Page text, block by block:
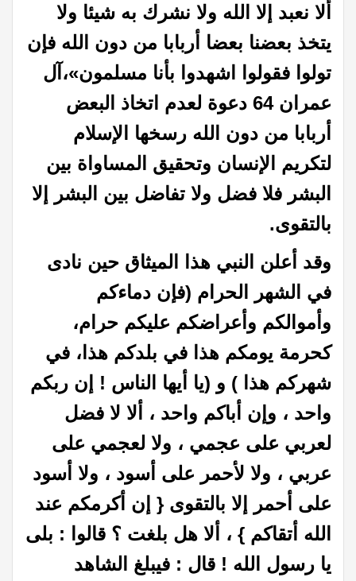
ألا نعبد إلا الله ولا نشرك به شيئا ولا
يتخذ بعضنا بعضا أربابا من دون الله فإن
تولوا فقولوا اشهدوا بأنا مسلمون»،آل
عمران 64 دعوة
لعدم اتخاذ البعض
أربابا من دون الله رسخها الإسلام
لتكريم الإنسان وتحقيق المساواة بين
البشر فلا فضل ولا تفاضل بين البشر إلا
بالتقوى.
وقد أعلن النبي هذا الميثاق حين نادى
في الشهر الحرام (فإن دماءكم
وأموالكم وأعراضكم عليكم حرام،
كحرمة يومكم هذا في بلدكم هذا، في
شهركم هذا ) و (يا أيها الناس ! إن ربكم
واحد ، وإن أباكم واحد ، ألا لا فضل
لعربي على عجمي ، ولا لعجمي على
عربي ، ولا لأحمر على أسود ، ولا أسود
على أحمر إلا بالتقوى { إن أكرمكم عند
الله أتقاكم } ، ألا هل بلغت ؟ قالوا : بلى
يا رسول الله ! قال : فيبلغ الشاهد